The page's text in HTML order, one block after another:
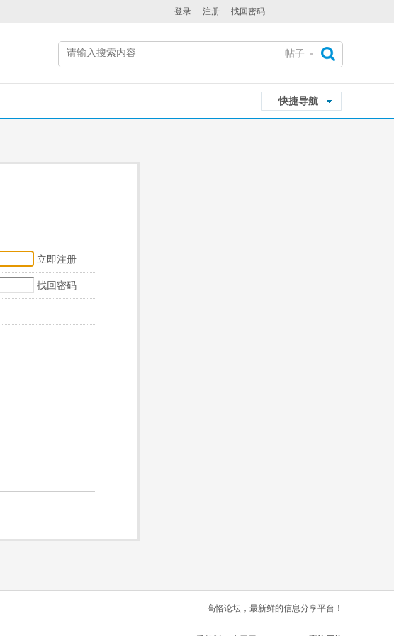
登录 注册 找回密码
帖子
快捷导航
立即注册
找回密码
高恪论坛，最新鲜的信息分享平台！